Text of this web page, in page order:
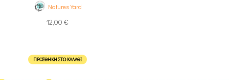
Natures Yard
12,00 €
ΠΡΟΣΘΉΚΗ ΣΤΟ ΚΑΛΆΘΙ